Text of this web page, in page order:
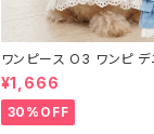
ワンピース O3 ワンピ デ
ーツ レース 女の子 犬 犬
猫 服 洋服 ペット dog ド
ア おしゃれ かわいい 返
可
¥1,666
30%OFF